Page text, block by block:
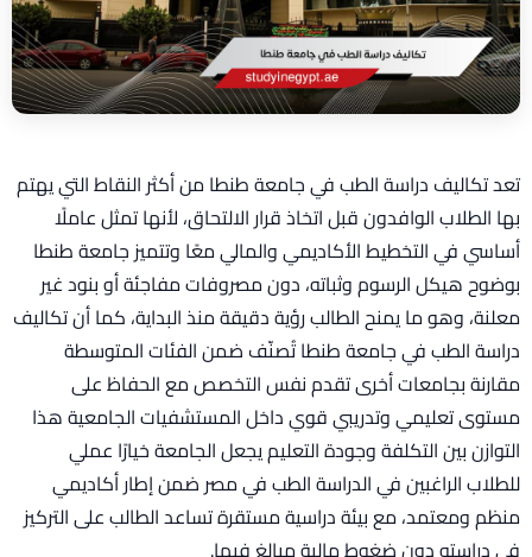
تعد تكاليف دراسة الطب في جامعة طنطا من أكثر النقاط التي يهتم
بها الطلاب الوافدون قبل اتخاذ قرار الالتحاق، لأنها تمثل عاملًا
أساسي في التخطيط الأكاديمي والمالي معًا وتتميز جامعة طنطا
بوضوح هيكل الرسوم وثباته، دون مصروفات مفاجئة أو بنود غير
معلنة، وهو ما يمنح الطالب رؤية دقيقة منذ البداية، كما أن تكاليف
دراسة الطب في جامعة طنطا تُصنّف ضمن الفئات المتوسطة
مقارنة بجامعات أخرى تقدم نفس التخصص مع الحفاظ على
مستوى تعليمي وتدريبي قوي داخل المستشفيات الجامعية هذا
التوازن بين التكلفة وجودة التعليم يجعل الجامعة خيارًا عملي
للطلاب الراغبين في الدراسة الطب في مصر ضمن إطار أكاديمي
منظم ومعتمد، مع بيئة دراسية مستقرة تساعد الطالب على التركيز
في دراسته دون ضغوط مالية مبالغ فيها.